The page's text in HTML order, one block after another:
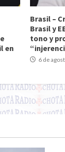
en
Brasil –
Brasil y
tono y
6 de